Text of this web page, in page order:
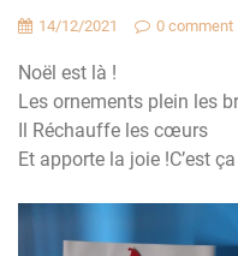
14/12/2021 0 comment
Noël est là !
Les ornements plein les
Il Réchauffe les cœurs
Et apporte la joie !C’est ça